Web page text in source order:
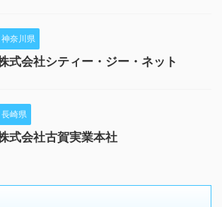
神奈川県
式会社シティー・ジー・ネット
長崎県
式会社古賀実業本社